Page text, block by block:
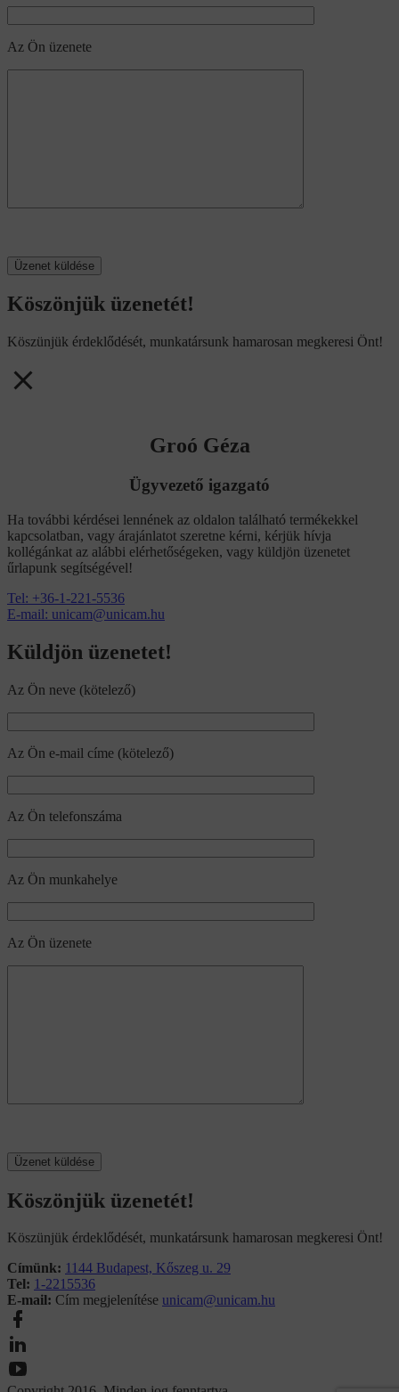
Az Ön üzenete
Köszönjük üzenetét!
Köszünjük érdeklődését, munkatársunk hamarosan megkeresi Önt!
Groó Géza
Ügyvezető igazgató
Ha további kérdései lennének az oldalon található termékekkel
kapcsolatban, vagy árajánlatot szeretne kérni, kérjük hívja
kollégánkat az alábbi elérhetőségeken, vagy küldjön üzenetet
űrlapunk segítségével!
Tel: +36-1-221-5536
E-mail: unicam@unicam.hu
Küldjön üzenetet!
Az Ön neve (kötelező)
Az Ön e-mail címe (kötelező)
Az Ön telefonszáma
Az Ön munkahelye
Az Ön üzenete
Köszönjük üzenetét!
Köszünjük érdeklődését, munkatársunk hamarosan megkeresi Önt!
Címünk: 1144 Budapest, Kőszeg u. 29
Tel: 1-2215536
E-mail: Cím megjelenítése unicam@unicam.hu